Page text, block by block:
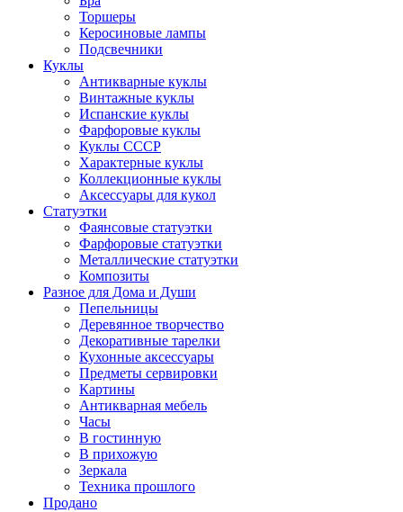
Торшеры
Керосиновые лампы
Подсвечники
Куклы
Антикварные куклы
Винтажные куклы
Испанские куклы
Фарфоровые куклы
Куклы СССР
Характерные куклы
Коллекционные куклы
Аксессуары для кукол
Статуэтки
Фаянсовые статуэтки
Фарфоровые статуэтки
Металлические статуэтки
Композиты
Разное для Дома и Души
Пепельницы
Деревянное творчество
Декоративные тарелки
Кухонные аксессуары
Предметы сервировки
Картины
Антикварная мебель
Часы
В гостинную
В прихожую
Зеркала
Техника прошлого
Продано